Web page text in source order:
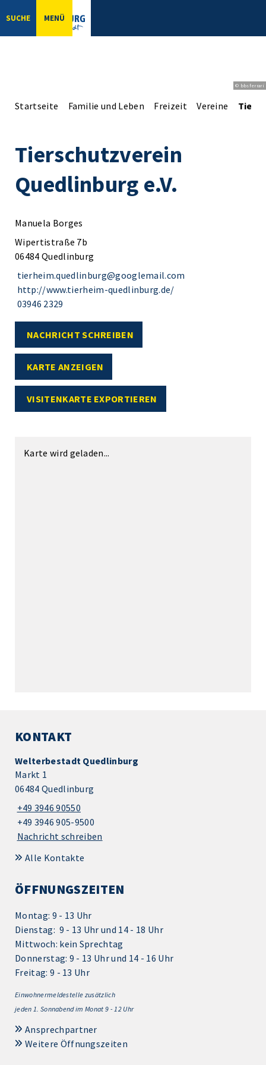
SUCHE MENÜ
© bbsferrari
Startseite Familie und Leben Freizeit Vereine
Tierschutzverein
Quedlinburg e.V.
Manuela Borges
Wipertistraße 7b
06484 Quedlinburg
tierheim.quedlinburg@googlemail.com
http://www.tierheim-quedlinburg.de/
03946 2329
NACHRICHT SCHREIBEN
KARTE ANZEIGEN
VISITENKARTE EXPORTIEREN
Karte wird geladen...
KONTAKT
Welterbestadt Quedlinburg
Markt 1
06484 Quedlinburg
+49 3946 90550
+49 3946 905-9500
Nachricht schreiben
Alle Kontakte
ÖFFNUNGSZEITEN
Montag: 9 - 13 Uhr
Dienstag: 9 - 13 Uhr und 14 - 18 Uhr
Mittwoch: kein Sprechtag
Donnerstag: 9 - 13 Uhr und 14 - 16 Uhr
Freitag: 9 - 13 Uhr
Einwohnermeldestelle zusätzlich
jeden 1. Sonnabend im Monat 9 - 12 Uhr
Ansprechpartner
Weitere Öffnungszeiten